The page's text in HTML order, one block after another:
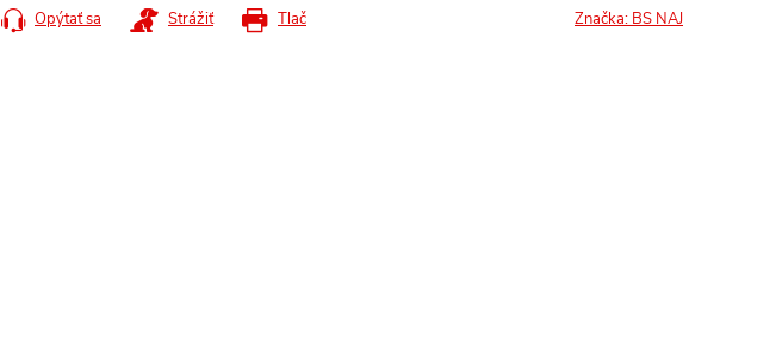
Tlač
Opýtať sa Strážiť Značka: BS NAJ